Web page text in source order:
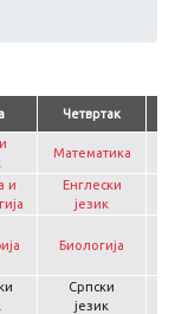
Четвртак
Математика
и
Енглески
језик
Биологија
Српски
језик